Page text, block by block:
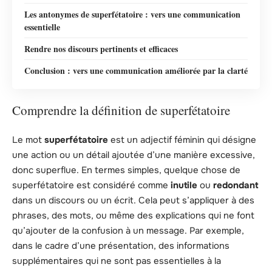
Les antonymes de superfétatoire : vers une communication
essentielle
Rendre nos discours pertinents et efficaces
Conclusion : vers une communication améliorée par la clarté
Comprendre la définition de superfétatoire
Le mot superfétatoire est un adjectif féminin qui désigne
une action ou un détail ajoutée d’une manière excessive,
donc superflue. En termes simples, quelque chose de
superfétatoire est considéré comme inutile ou redondant
dans un discours ou un écrit. Cela peut s’appliquer à des
phrases, des mots, ou même des explications qui ne font
qu’ajouter de la confusion à un message. Par exemple,
dans le cadre d’une présentation, des informations
supplémentaires qui ne sont pas essentielles à la